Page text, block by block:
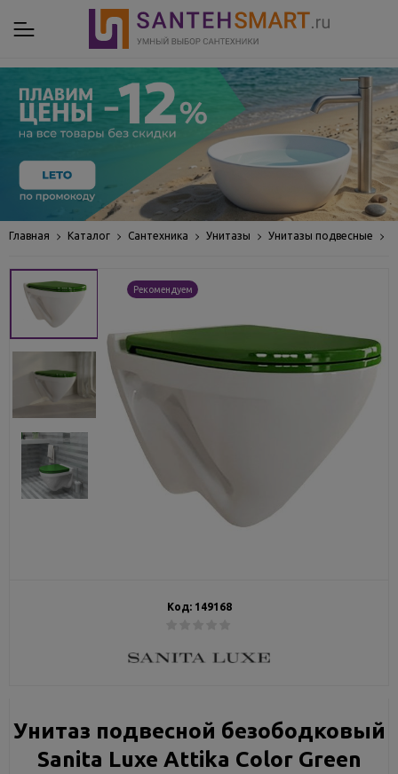
Главная Каталог Сантехника Унитазы Унитазы подвесные
Рекомендуем
Код: 149168
Унитаз подвесной безободковый
Sanita Luxe Attika Color Green